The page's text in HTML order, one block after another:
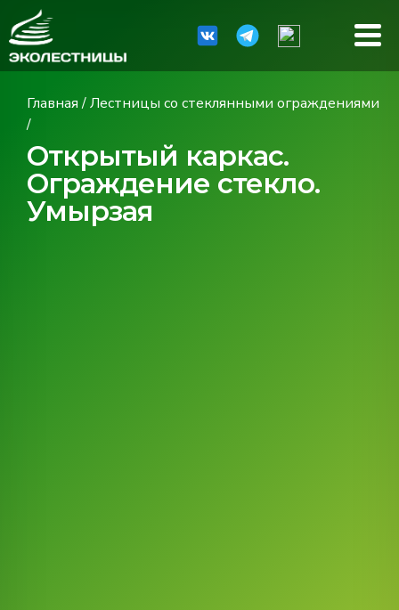
Главная/Лестницы со стеклянными ограждениями
/
Открытый каркас.
Ограждение стекло.
Умырзая